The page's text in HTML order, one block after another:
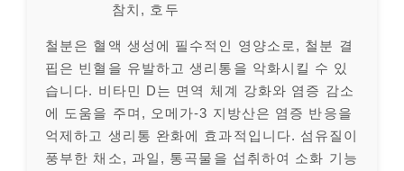
참치, 호두
철분은 혈액 생성에 필수적인 영양소로, 철분 결
핍은 빈혈을 유발하고 생리통을 악화시킬 수 있
습니다. 비타민 D는 면역 체계 강화와 염증 감소
에 도움을 주며, 오메가-3 지방산은 염증 반응을
억제하고 생리통 완화에 효과적입니다. 섬유질이
풍부한 채소, 과일, 통곡물을 섭취하여 소화 기능